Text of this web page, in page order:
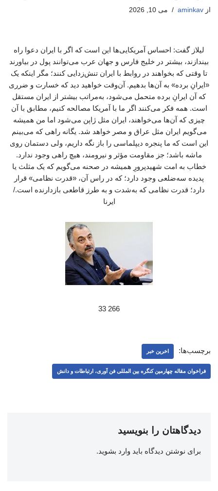
از aminkav می 10, 2026
لیلاز گفت: احساس آمریکایی‌ها این است که اگر با ایران دعوا راه
بیندازند، بیشتر در خلیج فارس و جهان عرب می‌توانند پول در بیاورند
تا وقتی که بخواهند در روابط با ایران تنش‌زدایی کنند؛ مگر اینکه یک
«ایرانِ برده» به آن‌ها بدهیم. آن‌وقت خواهید دید که خسارت و ضرری
که آن ایرانِ برده متحمل می‌شود، به‌مراتب بیشتر از ایران مستقل
است. همه فکر می‌کنند اگر ما با آمریکا مصالحه کنیم، مطابق با آن
چیزی که آن‌ها می‌خواهند، ایران مثل ژاپن می‌شود اما من همیشه
می‌گویم ایران مثل عراق و مصر خواهد شد. یگانه راهی که می‌بینم
این است که ما پنجره دیپلماسی را باز نگه داریم، ولی دستمان روی
ماشه باشد؛ جز مقاومت مؤثر و نیرومند، هیچ راهی وجود ندارد.
خطاب به امت شهیدپرورِ همیشه در صحنه می‌گویم که یک مثلث یا
پدیده‌ سه‌ضلعی وجود دارد؛ که در راس آن، «قدرت نظامی» قرار
دارد؛ قدرت نظامی‌ که به‌شدت و به‌ طرز قاطعی بازدارنده است./
ایرنا
266 33
برچسب‌ها: اخرین خبر
فراخوان مقاله چهارمین کنگره بین المللی فن آوری، ارتباطات و دانش
دیدگاهتان را بنویسید
برای نوشتن دیدگاه باید وارد بشوید.